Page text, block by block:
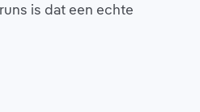
is dat een echte